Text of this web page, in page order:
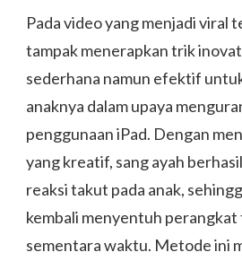
Pada video yang menjadi viral
tampak menerapkan trik
sederhana namun efektif
anaknya dalam upaya
penggunaan iPad. Dengan
yang kreatif, sang ayah
reaksi takut pada anak,
kembali menyentuh
sementara waktu. Metode ini